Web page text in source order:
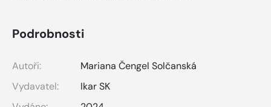
Podrobnosti
Autoři:
Mariana Čengel Solčanská
Vydavatel:
Ikar SK